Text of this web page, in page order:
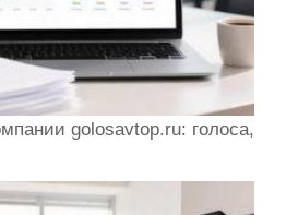
golosavtop.ru: голоса,